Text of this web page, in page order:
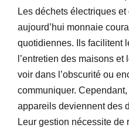
Les déchets électriques
aujourd’hui monnaie
quotidiennes. Ils facilitent
l’entretien des maisons
voir dans l’obscurité ou
communiquer.
appareils deviennent des
Leur gestion nécessite de